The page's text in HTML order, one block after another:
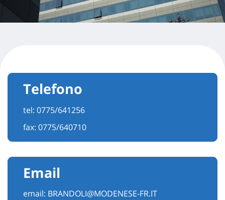
Telefono
tel: 0775/641256
fax: 0775/640710
Email
email: BRANDOLI@MODENESE-FR.IT